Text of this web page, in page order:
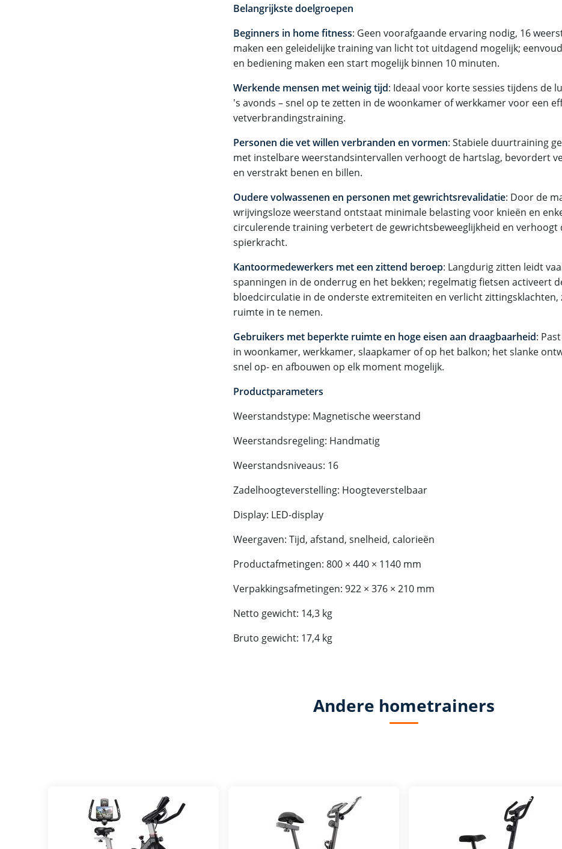
Belangrijkste doelgroepen
Beginners in home fitness: Geen voorafgaande ervaring nodig, 16
maken een geleidelijke training van licht tot uitdagend mogelijk;
en bediening maken een start mogelijk binnen 10 minuten.
Werkende mensen met weinig tijd: Ideaal voor korte sessies tijdens de
's avonds – snel op te zetten in de woonkamer of werkkamer voor een
vetverbrandingstraining.
Personen die vet willen verbranden en vormen: Stabiele duurtraining
met instelbare weerstandsintervallen verhoogt de hartslag, bevordert
en verstrakt benen en billen.
Oudere volwassenen en personen met gewrichtsrevalidatie: Door de
wrijvingsloze weerstand ontstaat minimale belasting voor knieën en
circulerende training verbetert de gewrichtsbeweeglijkheid en verhoogt
spierkracht.
Kantoormedewerkers met een zittend beroep: Langdurig zitten leidt
spanningen in de onderrug en het bekken; regelmatig fietsen activeert
bloedcirculatie in de onderste extremiteiten en verlicht zittingsklachten,
ruimte in te nemen.
Gebruikers met beperkte ruimte en hoge eisen aan draagbaarheid:
in woonkamer, werkkamer, slaapkamer of op het balkon; het slanke
snel op- en afbouwen op elk moment mogelijk.
Productparameters
Weerstandstype: Magnetische weerstand
Weerstandsregeling: Handmatig
Weerstandsniveaus: 16
Zadelhoogteverstelling: Hoogteverstelbaar
Display: LED-display
Weergaven: Tijd, afstand, snelheid, calorieën
Productafmetingen: 800 × 440 × 1140 mm
Verpakkingsafmetingen: 922 × 376 × 210 mm
Netto gewicht: 14,3 kg
Bruto gewicht: 17,4 kg
Andere hometrainers